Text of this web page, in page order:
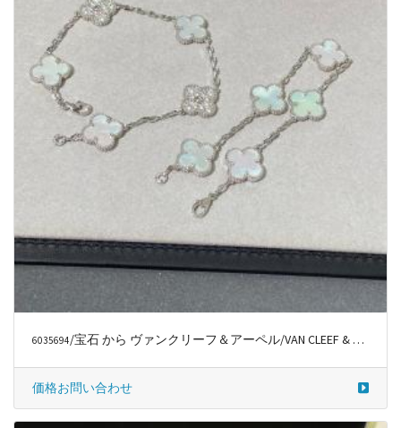
6035694/宝石 から ヴァンクリーフ＆アーペル/VAN CLEEF & ARPELS
価格お問い合わせ